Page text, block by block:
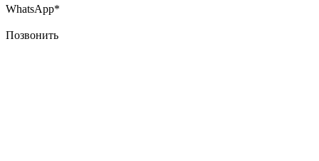
WhatsApp*
Позвонить